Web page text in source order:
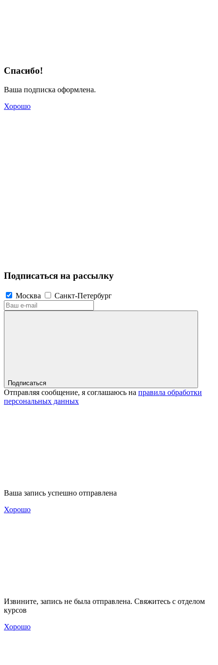
Спасибо!
Ваша подписка оформлена.
Хорошо
Подписаться на рассылку
Москва Санкт-Петербург
Подписаться
Отправляя сообщение, я соглашаюсь на правила обработки
персональных данных
Ваша запись успешно отправлена
Хорошо
Извините, запись не была отправлена. Свяжитесь с отделом
курсов
Хорошо